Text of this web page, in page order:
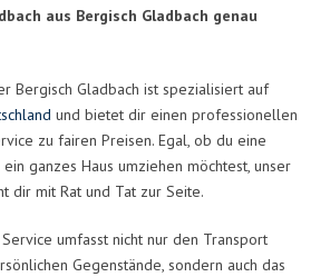
aus Bergisch Gladbach genau
Bergisch Gladbach ist spezialisiert auf
und bietet dir einen professionellen
zu fairen Preisen. Egal, ob du eine
ganzes Haus umziehen möchtest, unser
dir mit Rat und Tat zur Seite.
umfasst nicht nur den Transport
Gegenstände, sondern auch das